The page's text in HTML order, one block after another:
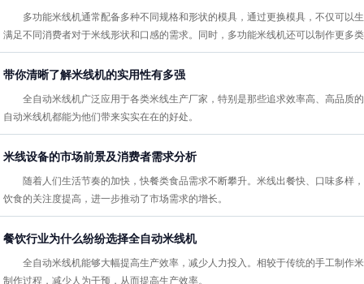
多功能米线机通常配备多种不同规格和形状的模具，通过更换模具，不仅可以
满足不同消费者对于米线形状和口感的需求。同时，多功能米线机还可以制作更多
带你清晰了解米线机的实用性有多强
全自动米线机广泛应用于各类米线生产厂家，特别是那些追求效率高、高品质
自动米线机都能为他们带来实实在在的好处。
米线设备的市场前景及消费者需求分析
随着人们生活节奏的加快，快餐类食品需求不断攀升。米线出餐快、口味多样
饮食的关注度提高，进一步推动了市场需求的增长‌。
餐饮行业为什么纷纷选择全自动米线机‌
全自动米线机能够大幅提高生产效率，减少人力投入。相较于传统的手工制作
制作过程，减少人为干预，从而提高生产效率‌。